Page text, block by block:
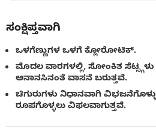
ಸಂಕ್ಷಿಪ್ತವಾಗಿ
ಒಳಗೆಣ್ಣುಗಳ ಒಳಗೆ ಕ್ಲೋರೋಟಿಕ್.
ಮೊದಲ ವಾರಗಳಲ್ಲಿ, ಸೋಂಕಿತ
ಅನಾನಸಿನಂತೆ ವಾಸನೆ ಬರುತ್ತವೆ.
ಚಿಗುರುಗಳು ನಿಧಾನವಾಗಿ
ರೂಪಗೊಳ್ಳಲು ವಿಫಲವಾಗುತ್ತವೆ.